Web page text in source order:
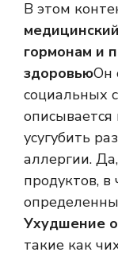
В этом
гормонам и
здоровьюОн
социальных
усугубить
аллергии.
продуктов, в
Ухудшение
такие как